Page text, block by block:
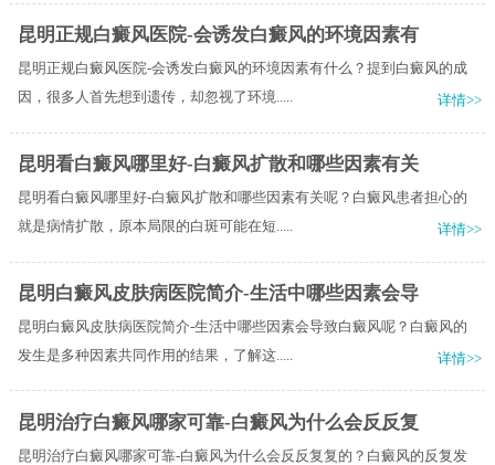
昆明正规白癜风医院-会诱发白癜风的环境因素有
昆明正规白癜风医院-会诱发白癜风的环境因素有什么？提到白癜风的成
因，很多人首先想到遗传，却忽视了环境.....
详情>>
昆明看白癜风哪里好-白癜风扩散和哪些因素有关
昆明看白癜风哪里好-白癜风扩散和哪些因素有关呢？白癜风患者担心的
就是病情扩散，原本局限的白斑可能在短.....
详情>>
昆明白癜风皮肤病医院简介-生活中哪些因素会导
昆明白癜风皮肤病医院简介-生活中哪些因素会导致白癜风呢？白癜风的
发生是多种因素共同作用的结果，了解这.....
详情>>
昆明治疗白癜风哪家可靠-白癜风为什么会反反复
昆明治疗白癜风哪家可靠-白癜风为什么会反反复复的？白癜风的反复发